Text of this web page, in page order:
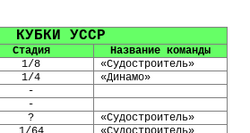
КУБКИ УССР
Стадия
Название команды
1/8
«Судостроитель»
1/4
«Динамо»
-
-
?
«Судостроитель»